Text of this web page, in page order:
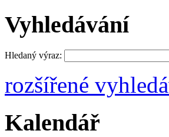
Vyhledávání
Hledaný výraz:
rozšířené
Kalendář